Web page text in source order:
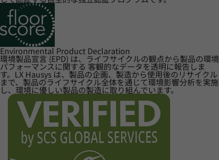
Environmental Product Declaration
環境製品宣言 (EPD) は、ライフサイクルの観点から製品の環境
パフォーマンスに関する 客観的なデータを透明に報告しま
す。LX Hausys は、製品の企画、製造から使用後のリサイクル
まで、製品のライフサイクル全体を通じて環境影響分析を実施
し、環境に優しい製品の製造に取り組んでいます。